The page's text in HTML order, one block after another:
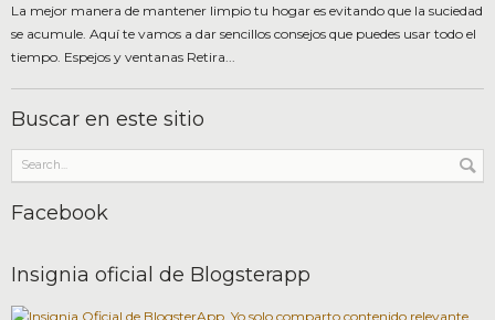
La mejor manera de mantener limpio tu hogar es evitando que la suciedad
se acumule. Aquí te vamos a dar sencillos consejos que puedes usar todo el
tiempo. Espejos y ventanas Retira...
Buscar en este sitio
Facebook
Insignia oficial de Blogsterapp